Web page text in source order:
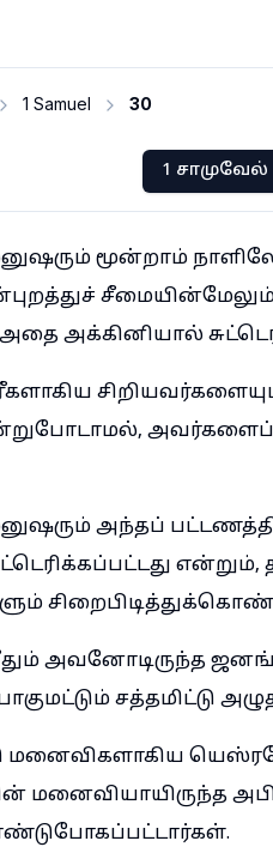
1 Samuel 30
1 சாமுவேல்
மூன்றாம் நாளிலே,
சீமையின்மேலும்
அக்கினியால்
அவர்களைப்
அந்தப்
அவனோடிருந்த
சத்தமிட்டு
மனைவிகளாகிய
மனைவியாயிருந்த